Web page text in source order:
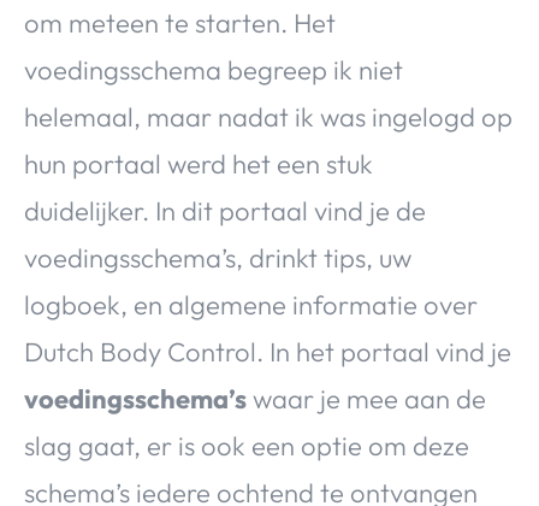
om meteen te starten. Het
voedingsschema begreep ik niet
helemaal, maar nadat ik was ingelogd op
hun portaal werd het een stuk
duidelijker. In dit portaal vind je de
voedingsschema’s, drinkt tips, uw
logboek, en algemene informatie over
Dutch Body Control. In het portaal vind je
voedingsschema’swaar je mee aan de
slag gaat, er is ook een optie om deze
schema’s iedere ochtend te ontvangen